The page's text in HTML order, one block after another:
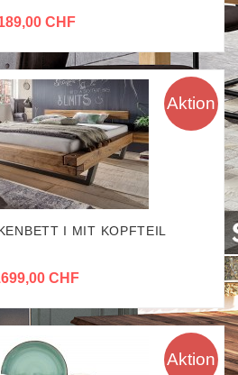
CHF
Aktion
I MIT KOPFTEIL
CHF
Aktion